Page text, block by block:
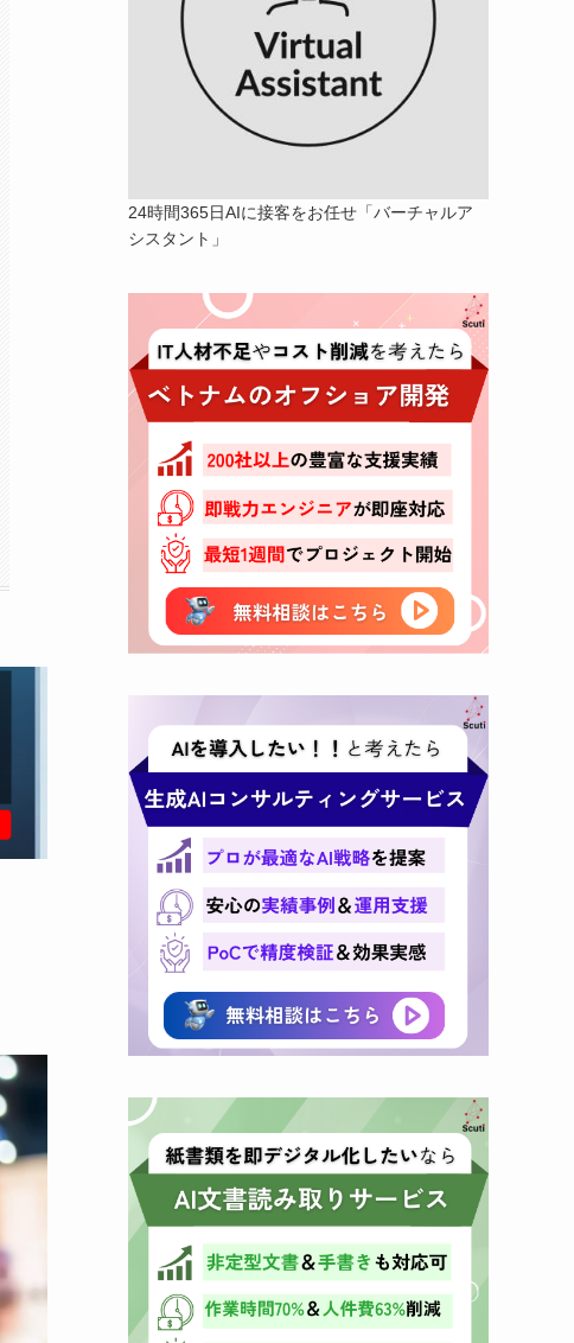
24時間365日AIに接客をお任せ「バーチャルア
シスタント」